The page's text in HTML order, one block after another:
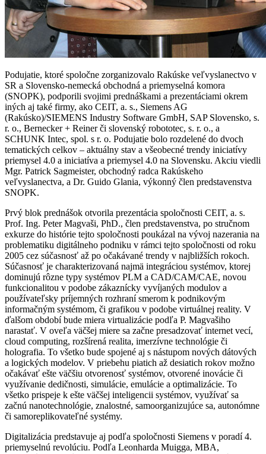
Podujatie, ktoré spoločne zorganizovalo Rakúske veľvyslanectvo v
SR a Slovensko-nemecká obchodná a priemyselná komora
(SNOPK), podporili svojimi prednáškami a prezentáciami okrem
iných aj také firmy, ako CEIT, a. s., Siemens AG
(Rakúsko)/SIEMENS Industry Software GmbH, SAP Slovensko, s.
r. o., Bernecker + Reiner či slovenský robototec, s. r. o., a
SCHUNK Intec, spol. s r. o. Podujatie bolo rozdelené do dvoch
tematických celkov – aktuálny stav a všeobecné trendy iniciatívy
priemysel 4.0 a iniciatíva a priemysel 4.0 na Slovensku. Akciu viedli
Mgr. Patrick Sagmeister, obchodný radca Rakúskeho
veľvyslanectva, a Dr. Guido Glania, výkonný člen predstavenstva
SNOPK.
Prvý blok prednášok otvorila prezentácia spoločnosti CEIT, a. s.
Prof. Ing. Peter Magvaši, PhD., člen predstavenstva, po stručnom
exkurze do histórie tejto spoločnosti poukázal na vývoj nazerania na
problematiku digitálneho podniku v rámci tejto spoločnosti od roku
2005 cez súčasnosť až po očakávané trendy v najbližších rokoch.
Súčasnosť je charakterizovaná najmä integráciou systémov, ktorej
dominujú rôzne typy systémov PLM a CAD/CAM/CAE, novou
funkcionalitou v podobe zákaznícky vyvíjaných modulov a
používateľsky príjemných rozhraní smerom k podnikovým
informačným systémom, či grafikou v podobe virtuálnej reality. V
ďalšom období bude miera virtualizácie podľa P. Magvašiho
narastať. V oveľa väčšej miere sa začne presadzovať internet vecí,
cloud computing, rozšírená realita, imerzívne technológie či
holografia. To všetko bude spojené aj s nástupom nových dátových
a logických modelov. V priebehu piatich až desiatich rokov možno
očakávať ešte väčšiu otvorenosť systémov, otvorené inovácie či
využívanie dedičnosti, simulácie, emulácie a optimalizácie. To
všetko prispeje k ešte väčšej inteligencii systémov, využívať sa
začnú nanotechnológie, znalostné, samoorganizujúce sa, autonómne
či samoreplikovateľné systémy.
Digitalizácia predstavuje aj podľa spoločnosti Siemens v poradí 4.
priemyselnú revolúciu. Podľa Leonharda Muigga, MBA,